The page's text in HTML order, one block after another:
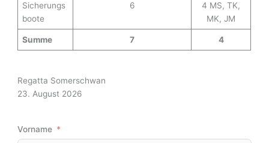
:
Sicherungs
boote
6
4 MS, TK,
MK, JM
Summe 7 4
Regatta Somerschwan
23. August 2026
Vorname